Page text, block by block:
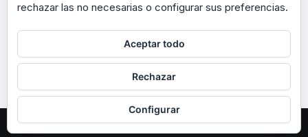
Neve| Funciona gracias aWordPress
rechazar las no necesarias o configurar sus preferencias.
Aceptar todo
Rechazar
Configurar